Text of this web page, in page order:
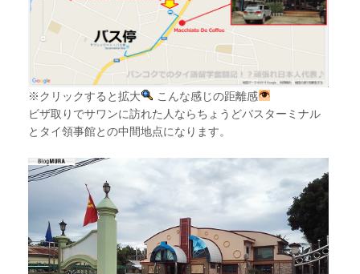
※クリックすると拡大
こんな感じの距離感
ビザ取りでサワンに訪れた人ならちょうどバスターミナル
とタイ領事館との中間地点になります。